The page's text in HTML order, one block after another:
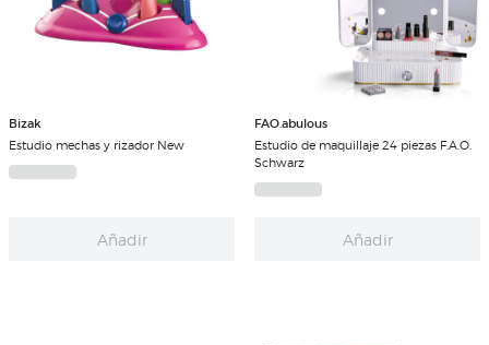
Bizak
Estudio mechas y rizador New
Añadir
FAO.abulous
Estudio de maquillaje 24 piezas F.A.O.
Schwarz
Añadir